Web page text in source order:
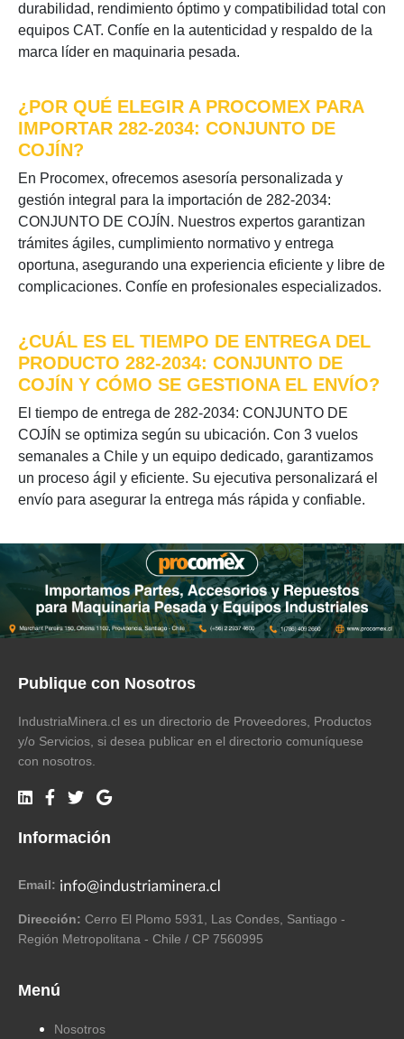
durabilidad, rendimiento óptimo y compatibilidad total con
equipos CAT. Confíe en la autenticidad y respaldo de la
marca líder en maquinaria pesada.
¿POR QUÉ ELEGIR A PROCOMEX PARA
IMPORTAR 282-2034: CONJUNTO DE
COJÍN?
En Procomex, ofrecemos asesoría personalizada y
gestión integral para la importación de 282-2034:
CONJUNTO DE COJÍN. Nuestros expertos garantizan
trámites ágiles, cumplimiento normativo y entrega
oportuna, asegurando una experiencia eficiente y libre de
complicaciones. Confíe en profesionales especializados.
¿CUÁL ES EL TIEMPO DE ENTREGA DEL
PRODUCTO 282-2034: CONJUNTO DE
COJÍN Y CÓMO SE GESTIONA EL ENVÍO?
El tiempo de entrega de 282-2034: CONJUNTO DE
COJÍN se optimiza según su ubicación. Con 3 vuelos
semanales a Chile y un equipo dedicado, garantizamos
un proceso ágil y eficiente. Su ejecutiva personalizará el
envío para asegurar la entrega más rápida y confiable.
Publique con Nosotros
IndustriaMinera.cl es un directorio de Proveedores, Productos
y/o Servicios, si desea publicar en el directorio comuníquese
con nosotros.
Información
Email:
Dirección: Cerro El Plomo 5931, Las Condes, Santiago -
Región Metropolitana - Chile / CP 7560995
Menú
Nosotros